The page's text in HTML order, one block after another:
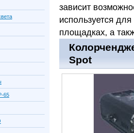
зависит
используется
площадках, а
Spot
65